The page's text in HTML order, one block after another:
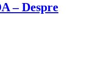
– Despre